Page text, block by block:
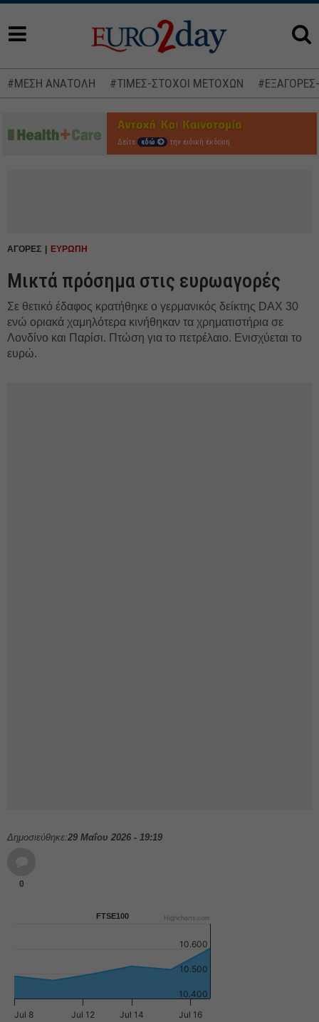
#ΜΕΣΗ ΑΝΑΤΟΛΗ #ΤΙΜΕΣ-ΣΤΟΧΟΙ ΜΕΤΟΧΩΝ
Δείτε εδώ την ειδική έκδοση
ΑΓΟΡΕΣ ΕΥΡΩΠΗ
Μικτά πρόσημα στις ευρωαγορές
Σε θετικό έδαφος κρατήθηκε ο γερμανικός δείκτης DAX 30
ενώ οριακά χαμηλότερα κινήθηκαν τα χρηματιστήρια σε
Λονδίνο και Παρίσι. Πτώση για το πετρέλαιο. Ενισχύεται το
ευρώ.
Δημοσιεύθηκε:29 Μαΐου 2026 - 19:19
0
FTSE100
Jul 8 Jul 12 Jul 14 Jul 16
10.400
10.500
10.600
Highcharts.com